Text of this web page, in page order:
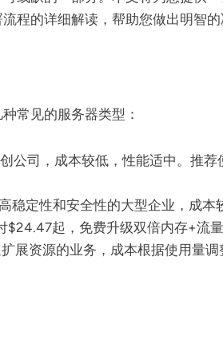
程的详细解读，帮助您做出明智的
常见的服务器类型：
公司，成本较低，性能适中。推荐
稳定性和安全性的大型企业，成本
起，免费升级双倍内存+流量
展资源的业务，成本根据使用量调